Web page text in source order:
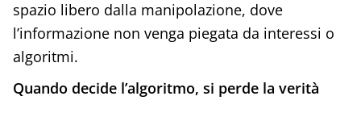
spazio libero dalla manipolazione, dove
l’informazione non venga piegata da interessi o
algoritmi.
Quando decide l’algoritmo, si perde la verità